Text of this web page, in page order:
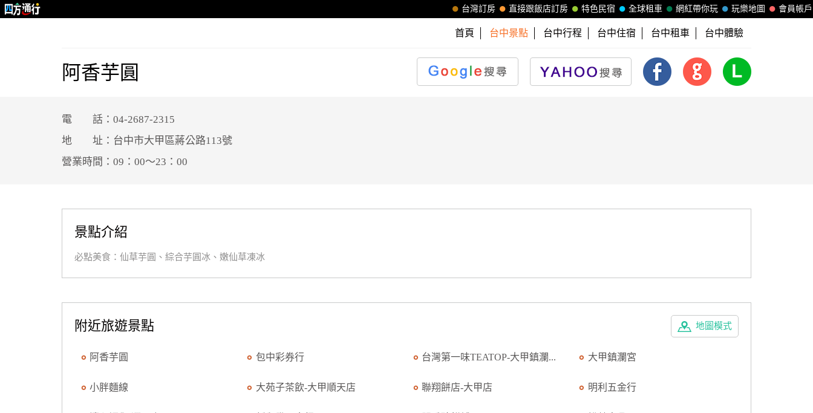
會員帳戶
玩樂地圖
網紅帶你玩
全球租車
特色民宿
直接跟飯店訂房
台灣訂房
首頁 台中景點 台中行程 台中住宿 台中租車 台中體驗
阿香芋圓
電 話：04-2687-2315
地 址：台中市大甲區蔣公路113號
營業時間：09：00～23：00
景點介紹
必點美食：仙草芋圓、綜合芋圓冰、嫩仙草凍冰
地圖模式
附近旅遊景點
阿香芋圓 包中彩券行 台灣第一味TEATOP-大甲鎮瀾... 大甲鎮瀾宮
小胖麵線 大苑子茶飲-大甲順天店 聯翔餅店-大甲店 明利五金行